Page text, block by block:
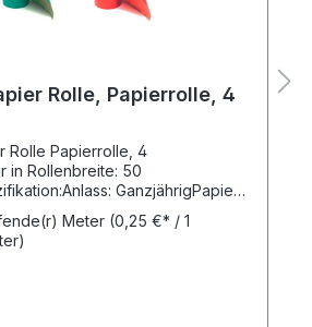
Rolle, Papierrolle, 4
Rolle Papierrolle, 4
in Rollenbreite: 50
GanzjährigPapier:
50 g/m² Dekor:
schwarz, rot, grün
400 m pro
Meter (0,25 €* / 1